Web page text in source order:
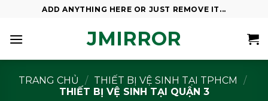
content
ADD ANYTHING HERE OR JUST REMOVE IT...
JMIRROR
TRANG CHỦ / THIẾT BỊ VỆ SINH TẠI TPHCM
/
THIẾT BỊ VỆ SINH TẠI QUẬN 3